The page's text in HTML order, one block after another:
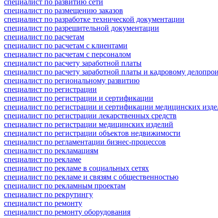
специалист по размещению заказов
специалист по разработке технической документации
специалист по разрешительной документации
специалист по расчетам
специалист по расчетам с клиентами
специалист по расчетам с персоналом
специалист по расчету заработной платы
специалист по расчету заработной платы и кадровому
специалист по региональному развитию
специалист по регистрации
специалист по регистрации и сертификации
специалист по регистрации и сертификации медицинских
специалист по регистрации лекарственных средств
специалист по регистрации медицинских изделий
специалист по регистрации объектов недвижимости
специалист по регламентации бизнес-процессов
специалист по рекламациям
специалист по рекламе
специалист по рекламе в социальных сетях
специалист по рекламе и связям с общественностью
специалист по рекламным проектам
специалист по рекрутингу
специалист по ремонту
специалист по ремонту оборудования